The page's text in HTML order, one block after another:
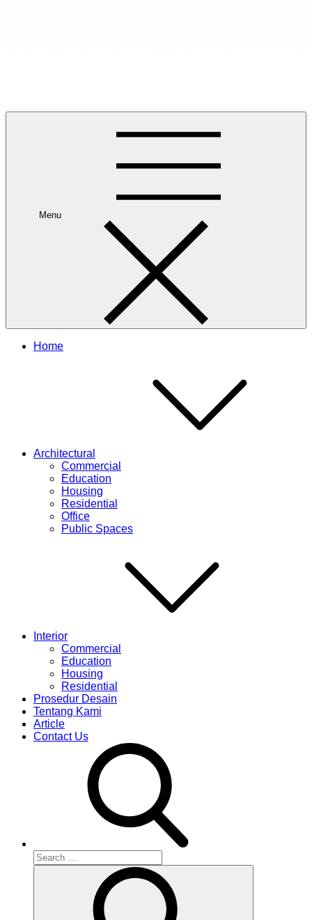
Menu
Home
Architectural
Commercial
Education
Housing
Residential
Office
Public Spaces
Interior
Commercial
Education
Housing
Residential
Prosedur Desain
Tentang Kami
Article
Contact Us
Search
for: